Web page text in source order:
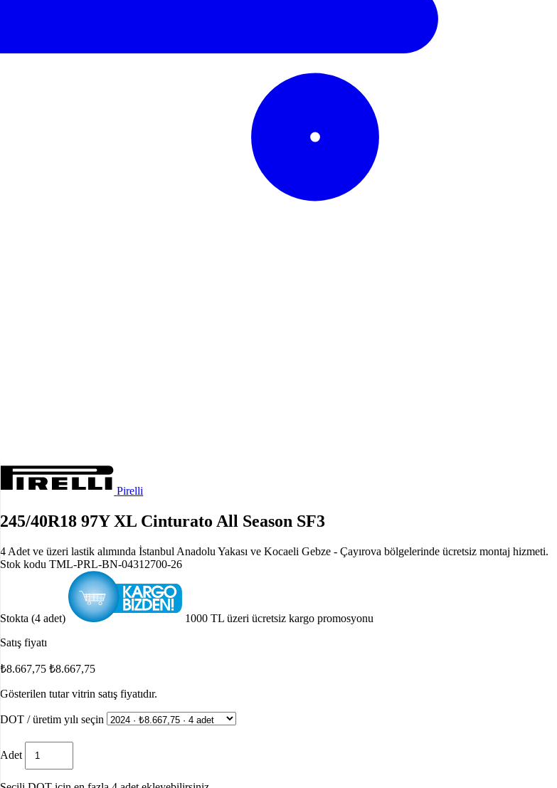
Pirelli
245/40R18 97Y XL Cinturato All Season SF3
4 Adet ve üzeri lastik alımında İstanbul Anadolu Yakası ve Kocaeli Gebze - Çayırova bölgelerinde ücretsiz montaj hizmeti.
Stok kodu TML-PRL-BN-04312700-26
Stokta (4 adet)
1000 TL üzeri ücretsiz kargo promosyonu
Satış fiyatı
₺8.667,75 ₺8.667,75
Gösterilen tutar vitrin satış fiyatıdır.
DOT / üretim yılı seçin
Adet